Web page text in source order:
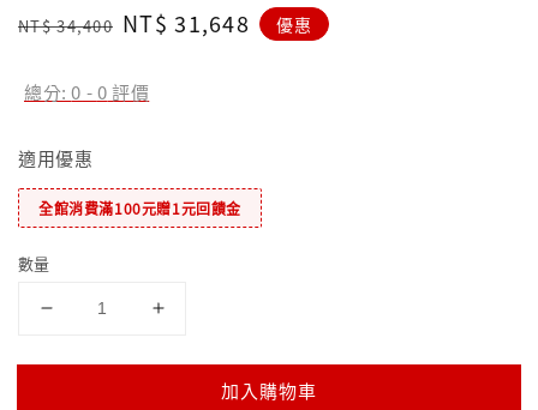
Regular
NT$ 34,400 Sale
NT$ 31,648 優惠
總分:0 -0評價
適用優惠
全館消費滿100元贈1元回饋金
數量
加入購物車